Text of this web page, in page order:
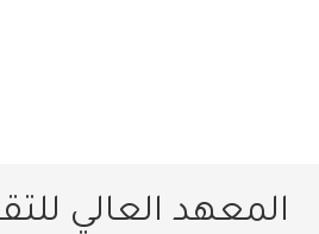
المعهد العالي